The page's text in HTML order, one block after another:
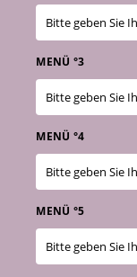
MENÜ °3
MENÜ °4
MENÜ °5